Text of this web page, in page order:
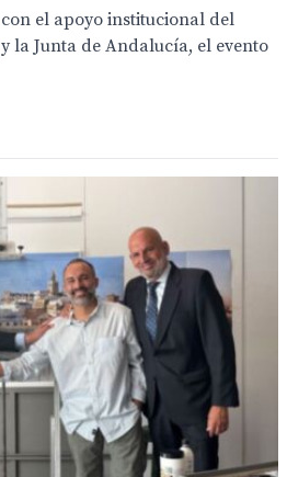
el apoyo institucional del
la Junta de Andalucía, el evento